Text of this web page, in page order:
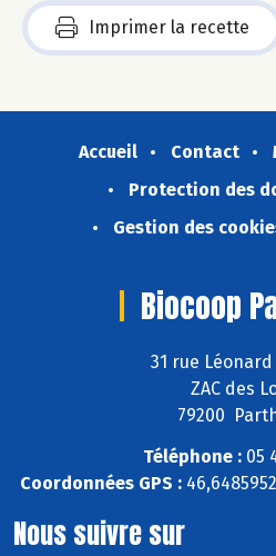
Imprimer la recette
Accueil Contact
Protection des
Gestion des
Biocoop
31 rue
ZAC des
79200
Téléphone : 05
Coordonnées GPS :
Nous suivre sur